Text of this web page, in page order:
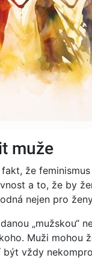
muže
že
a to, že by
nejen pro
„mužskou“
Muži mohou
vždy